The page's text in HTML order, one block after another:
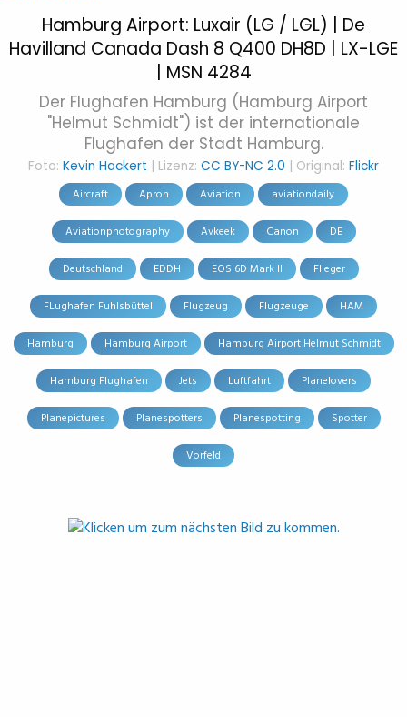
Hamburg Airport: Luxair (LG / LGL) | De
Havilland Canada Dash 8 Q400 DH8D | LX-LGE
| MSN 4284
Der Flughafen Hamburg (Hamburg Airport
"Helmut Schmidt") ist der internationale
Flughafen der Stadt Hamburg.
Foto: Kevin Hackert | Lizenz: CC BY-NC 2.0 | Original: Flickr
Aircraft Apron Aviation aviationdaily
Aviationphotography Avkeek Canon DE
Deutschland EDDH EOS 6D Mark II Flieger
FLughafen Fuhlsbüttel Flugzeug Flugzeuge HAM
Hamburg Hamburg Airport Hamburg Airport Helmut Schmidt
Hamburg Flughafen Jets Luftfahrt Planelovers
Planepictures Planespotters Planespotting Spotter
Vorfeld